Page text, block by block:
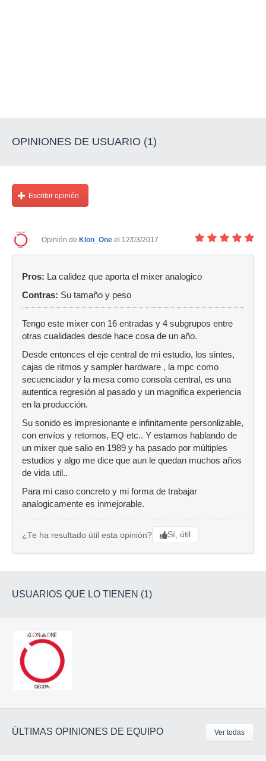
OPINIONES DE USUARIO (1)
Escribir opinión
Opinión de Klon_One el 12/03/2017
Pros: La calidez que aporta el mixer analogico
Contras: Su tamaño y peso
Tengo este mixer con 16 entradas y 4 subgrupos entre
otras cualidades desde hace cosa de un año.
Desde entonces el eje central de mi estudio, los sintes,
cajas de ritmos y sampler hardware , la mpc como
secuenciador y la mesa como consola central, es una
autentica regresión al pasado y un magnifica experiencia
en la producción.
Su sonido es impresionante e infinitamente personlizable,
con envíos y retornos, EQ etc.. Y estamos hablando de
un mixer que salio en 1989 y ha pasado por múltiples
estudios y algo me dice que aun le quedan muchos años
de vida util..
Para mi caso concreto y mi forma de trabajar
analogicamente es inmejorable.
¿Te ha resultado útil esta opinión? Sí, útil
USUARIOS QUE LO TIENEN (1)
ÚLTIMAS OPINIONES DE EQUIPO Ver todas